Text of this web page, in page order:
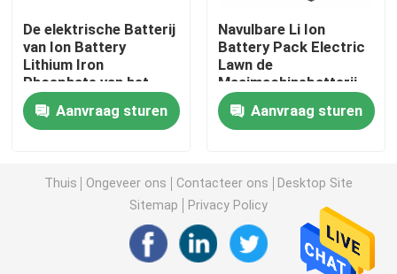
Graafwerktuig Battery
Het Lithiumbatterij van de golfkar
Haardplaatbatterij
De elektrische Batterij van het Boorlithium
De elektrische Batterij
van Ion Battery
Lithium Iron
Phosphate van het
Grasmaaimachinelifepo4
LithiumAanvraag sturen
Navulbare Li Ion
Battery Pack Electric
Lawn de
Maaimachinebatterij
van 25.6v 175ah
Aanvraag sturen
Thuis Ongeveer ons Contacteer ons
Desktop Site
Sitemap
Privacy Policy